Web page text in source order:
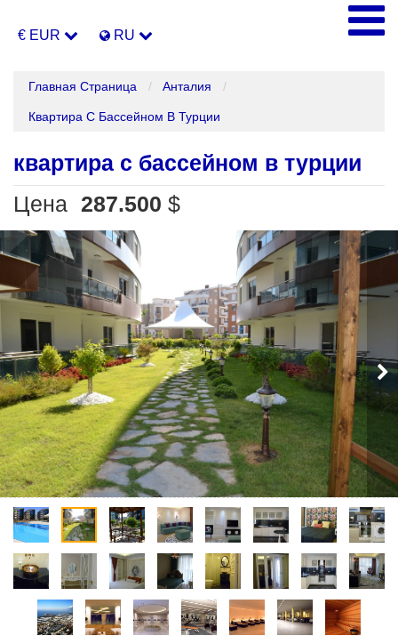
€ EUR RU
Главная Страница Анталия
Квартира С Бассейном В Турции
квартира с бассейном в турции
Цена 287.500 $